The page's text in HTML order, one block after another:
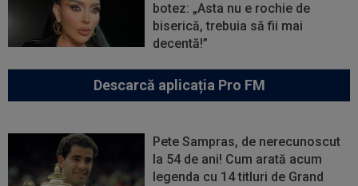
botez: „Asta nu e rochie de
biserică, trebuia să fii mai
decentă!”
Descarcă aplicația Pro FM
Pete Sampras, de nerecunoscut
la 54 de ani! Cum arată acum
legenda cu 14 titluri de Grand